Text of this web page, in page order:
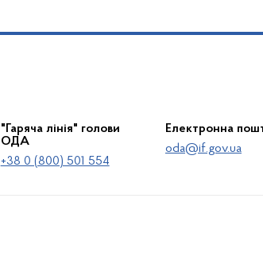
"Гаряча лінія" голови
ОДА
+38 0 (800) 501 554
Електронна
oda@if.gov.ua